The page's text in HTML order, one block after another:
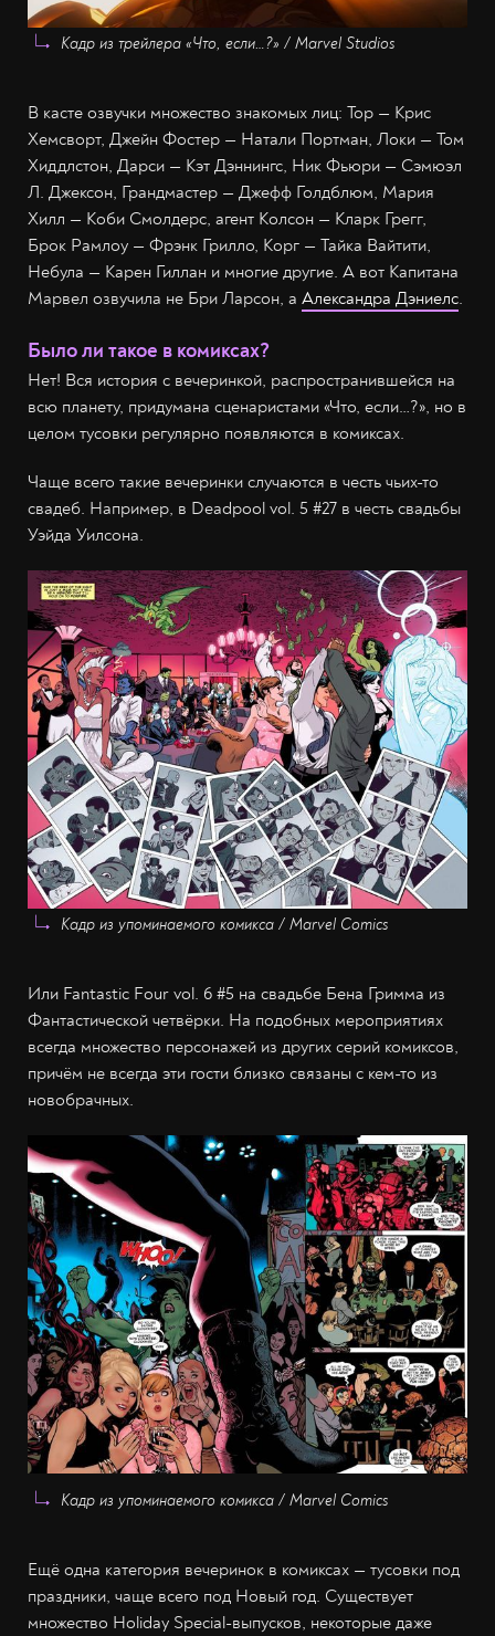
Кадр из трейлера «Что, если…?» / Marvel Studios
В касте озвучки множество знакомых лиц: Тор — Крис
Хемсворт, Джейн Фостер — Натали Портман, Локи — Том
Хиддлстон, Дарси — Кэт Дэннингс, Ник Фьюри — Сэмюэл
Л. Джексон, Грандмастер — Джефф Голдблюм, Мария
Хилл — Коби Смолдерс, агент Колсон — Кларк Грегг,
Брок Рамлоу — Фрэнк Грилло, Корг — Тайка Вайтити,
Небула — Карен Гиллан и многие другие. А вот Капитана
Марвел озвучила не Бри Ларсон, а Александра Дэниелс.
Было ли такое в комиксах?
Нет! Вся история с вечеринкой, распространившейся на
всю планету, придумана сценаристами «Что, если…?», но в
целом тусовки регулярно появляются в комиксах.
Чаще всего такие вечеринки случаются в честь чьих-то
свадеб. Например, в Deadpool vol. 5 #27 в честь свадьбы
Уэйда Уилсона.
Кадр из упоминаемого комикса / Marvel Comics
Или Fantastic Four vol. 6 #5 на свадьбе Бена Гримма из
Фантастической четвёрки. На подобных мероприятиях
всегда множество персонажей из других серий комиксов,
причём не всегда эти гости близко связаны с кем-то из
новобрачных.
Кадр из упоминаемого комикса / Marvel Comics
Ещё одна категория вечеринок в комиксах — тусовки под
праздники, чаще всего под Новый год. Существует
множество Holiday Special-выпусков, некоторые даже